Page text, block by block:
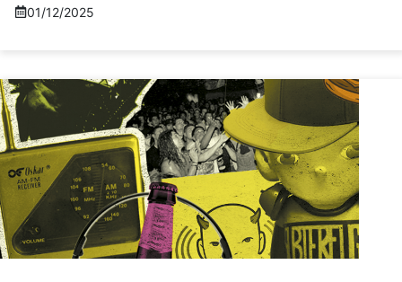
01/12/2025